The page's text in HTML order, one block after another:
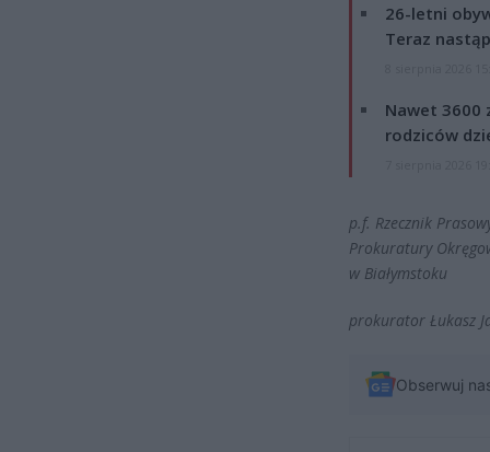
26-letni
Teraz
Nawet 3600
rodziców
p.f. Rzecznik
Prokuratury
w Białymstoku
prokurator Łukasz
Obserwuj